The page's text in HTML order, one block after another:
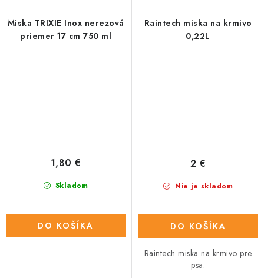
Miska TRIXIE Inox nerezová
priemer 17 cm 750 ml
Skladom
1,80 €
DO KOŠÍKA
Raintech miska na krmivo
0,22L
Nie je skladom
2 €
DO KOŠÍKA
Raintech miska na krmivo pre
psa.